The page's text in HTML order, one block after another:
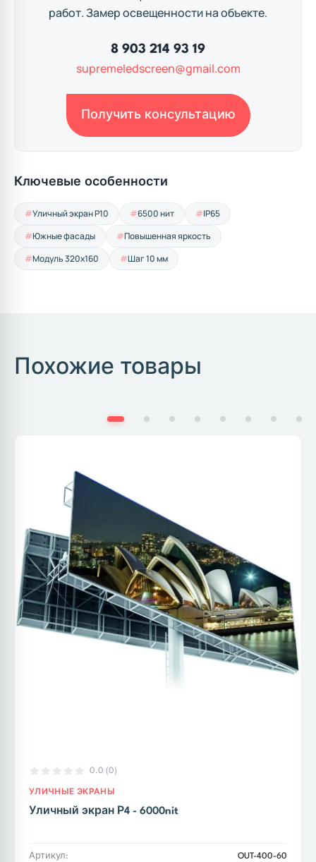
работ. Замер освещенности на объекте.
8 903 214 93 19
supremeledscreen@gmail.com
Получить консультацию
Ключевые особенности
Уличный экран P10 6500 нит
IP65
Южные фасады
Повышенная яркость
Модуль 320x160
Шаг 10 мм
Похожие товары
УЛИЧНЫЕ ЭКРАНЫ
Уличный экран Р8 - 6000nit
Артикул: